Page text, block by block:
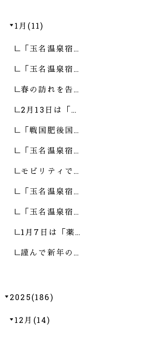
1月(11)
「玉名温泉宿…
「玉名温泉宿…
春の訪れを告…
2月13日は「…
「戦国肥後国…
「玉名温泉宿…
モビリティで…
「玉名温泉宿…
「玉名温泉宿…
1月7日は「薬…
謹んで新年の…
2025(186)
12月(14)